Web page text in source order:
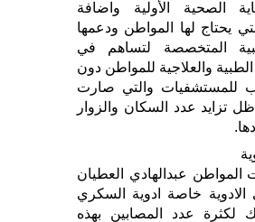
الصحية الأولية واضافة
يحتاج لها المواطن ودعمها
المتخصصة لتساهم في
والعلاجية للمواطن دون
للمستشفيات والتي صارت
تزايد عدد السكان والزوار
المواطن عبدالهادي العطيان
خاصة ادوية السكري
لكثرة عدد المصابين بهذه